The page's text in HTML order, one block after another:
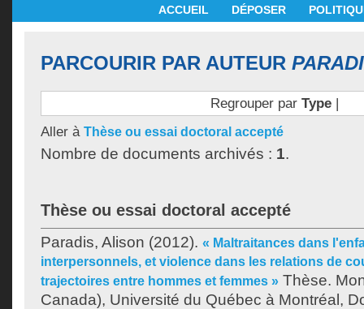
ACCUEIL DÉPOSER
PARCOURIR PAR AUTEUR
Regrouper par Type|
Aller à Thèse ou essai doctoral accepté
Nombre de documents archivés : 1.
Thèse ou essai doctoral accepté
Paradis, Alison (2012). « Maltraitances dans
interpersonnels, et violence dans les relations de
trajectoires entre hommes et femmes » Thèse.
Canada), Université du Québec à Montréal,